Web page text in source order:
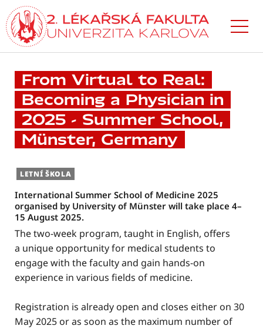
Přejít
k hlavnímu
obsahu
From Virtual to Real:
Becoming a Physician in
2025 - Summer School,
Münster, Germany
LETNÍ ŠKOLA
International Summer School of Medicine 2025
organised by University of Münster will take place 4–
15 August 2025.
The two-week program, taught in English, offers
a unique opportunity for medical students to
engage with the faculty and gain hands-on
experience in various fields of medicine.
Registration is already open and closes either on 30
May 2025 or as soon as the maximum number of